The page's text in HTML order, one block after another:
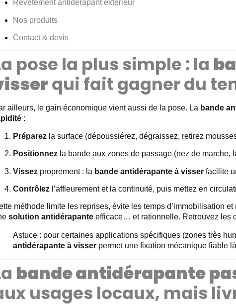
Revêtement antidérapant extérieur
Nos produits
Contact & devis
pose la plus simple : la
qui fait gagner du
ailleurs, le gain économique vient aussi de la pose. La bande
:
Préparezla surface (dépoussiérez, dégraissez, retirez
Positionnezla bande aux zones de passage (nez de marche,
Vissezproprement : la bande antidérapante à visserfacilite
Contrôlezl’affleurement et la continuité, puis mettez en
méthode limite les reprises, évite les temps d’immobilisation
solution antidérapanteefficace… et rationnelle. Retrouvez les
Astuce : pour certaines applications spécifiques (zones très
antidérapante à visserpermet une fixation mécanique fiable
bande antidérapante
usages locaux, mais